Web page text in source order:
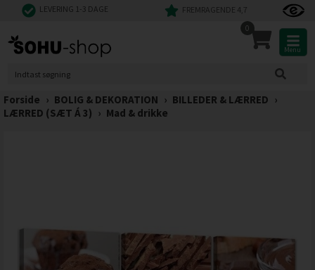
LEVERING 1-3 DAGE FREMRAGENDE 4,7
0
Menu
Forside › BOLIG & DEKORATION › BILLEDER & LÆRRED ›
LÆRRED (SÆT Á 3) › Mad & drikke